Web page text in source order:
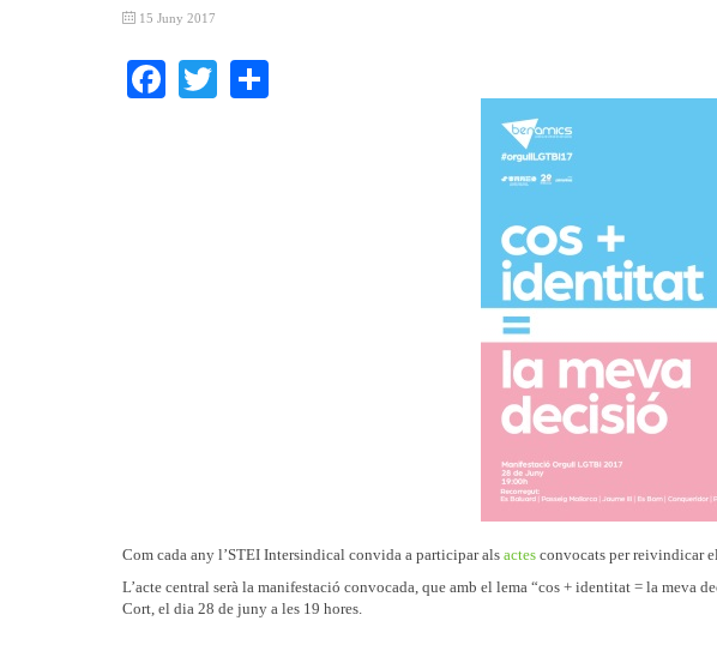
15 Juny 2017
Facebook
Twitter
Com cada any l’STEI Intersindical convida a participar als actes convocats per reivindicar
L’acte central serà la manifestació convocada, que amb el lema “cos + identitat = la meva
Cort, el dia 28 de juny a les 19 hores.